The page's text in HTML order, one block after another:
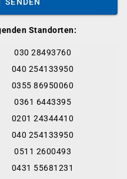
Standorten:
030 28493760
040 254133950
0355 86950060
0361 6443395
0201 24344410
040 254133950
0511 2600493
0431 55681231